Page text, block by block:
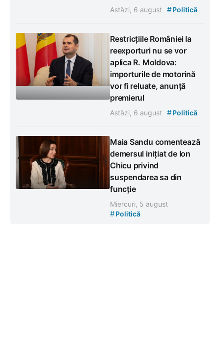
Astăzi, 6 august #Politică
Restricțiile României la
reexporturi nu se vor
aplica R. Moldova:
importurile de motorină
vor fi reluate, anunță
premierul
Astăzi, 6 august #Politică
Maia Sandu comentează
demersul inițiat de Ion
Chicu privind
suspendarea sa din
funcție
Miercuri, 5 august
#Politică